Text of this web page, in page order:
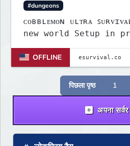
#dungeons
ᴄᴏʙʙʟᴇᴍᴏɴ ᴜʟᴛʀᴀ ꜱᴜʀᴠɪᴠᴀʟ
new world Setup in
OFFLINE
पिछला पृष्ठ 1
अपना